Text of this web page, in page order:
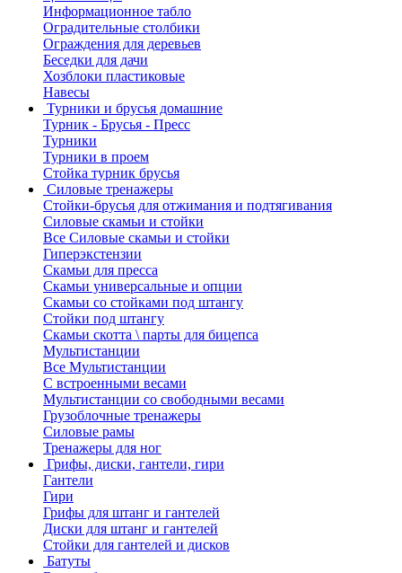
Информационное табло
Оградительные столбики
Ограждения для деревьев
Беседки для дачи
Хозблоки пластиковые
Навесы
Турники и брусья домашние
Турник - Брусья - Пресс
Турники
Турники в проем
Стойка турник брусья
Силовые тренажеры
Стойки-брусья для отжимания и подтягивания
Силовые скамьи и стойки
Все Силовые скамьи и стойки
Гиперэкстензии
Скамьи для пресса
Скамьи универсальные и опции
Скамьи со стойками под штангу
Стойки под штангу
Скамьи скотта \ парты для бицепса
Мультистанции
Все Мультистанции
С встроенными весами
Мультистанции со свободными весами
Грузоблочные тренажеры
Силовые рамы
Тренажеры для ног
Грифы, диски, гантели, гири
Гантели
Гири
Грифы для штанг и гантелей
Диски для штанг и гантелей
Стойки для гантелей и дисков
Батуты